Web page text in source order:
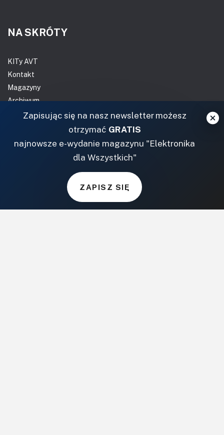
NA SKRÓTY
KITy AVT
Kontakt
Magazyny
Archiwum
Do pobrania
NASZE SERWISY
DOM, OGRÓD I WNĘTRZA
Projekty.BudujemyDom.pl
Zapisując się na nasz newsletter możesz
otrzymać GRATIS
najnowsze e-wydanie magazynu "Elektronika
dla Wszystkich"
ZAPISZ SIĘ